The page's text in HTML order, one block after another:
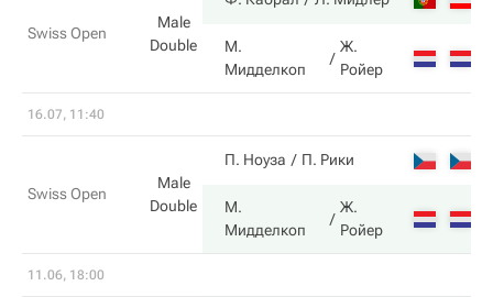
Swiss Open
Male
Double
М.
Мидделкоп
Ж.
Ройер
16.07, 11:40
Swiss Open
Male
Double
П. Ноуза П. Рики
М.
Мидделкоп
Ж.
Ройер
11.06, 18:00